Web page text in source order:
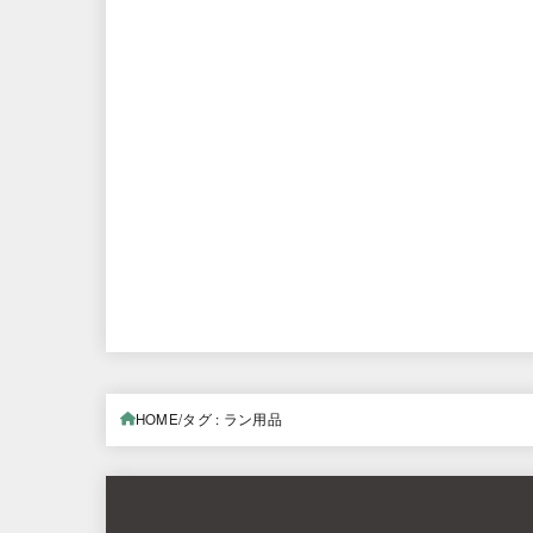
HOME タグ : ラン用品